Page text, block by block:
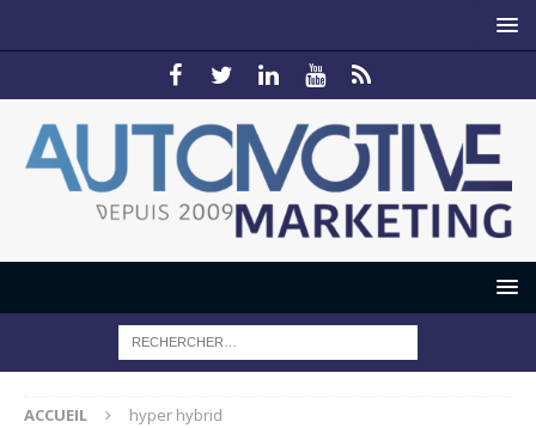
ACCUEIL hyper hybrid